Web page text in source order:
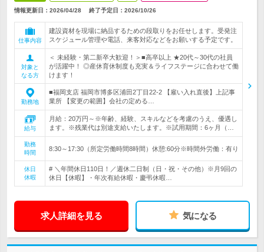
情報更新日：2026/04/28 終了予定日： 2026/10/26
仕事内容
建設資材を現場に納品するための段取りをお任せします。受発注
スケジュール管理や電話、来客対応などをお願いする予定です。
対象と
なる方
＜ 未経験・第二新卒大歓迎！＞■高卒以上 ★20代～30代の社員
が活躍中！ ◎産休育休制度も充実＆ライフステージに合わせて働
けます！
勤務地
■福岡支店 福岡市博多区浦田2丁目22-2 【雇い入れ直後】上記事
業所 【変更の範囲】会社の定める…
給与
月給：20万円～※年齢、経験、スキルなどを考慮のうえ、優遇し
ます。※残業代は別途支給いたします。※試用期間：6ヶ月（…
勤務
時間
8:30～17:30（所定労働時間8時間）休憩:60分※時間外労働：有り
休日
休暇
# ＼年間休日110日！／週休二日制（日・祝・その他）※月9回の
休日【休暇】・年次有給休暇・慶弔休暇…
求人詳細を見る 気になる